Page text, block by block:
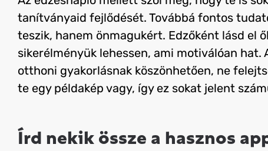
tanítványaid fejlődését. Továbbá fontos
teszik, hanem önmagukért. Edzőként lásd el
sikerélményük lehessen, ami motiválóan
otthoni gyakorlásnak köszönhetően, ne
te egy példakép vagy, így ez sokat jelent
Írd nekik össze a hasznos